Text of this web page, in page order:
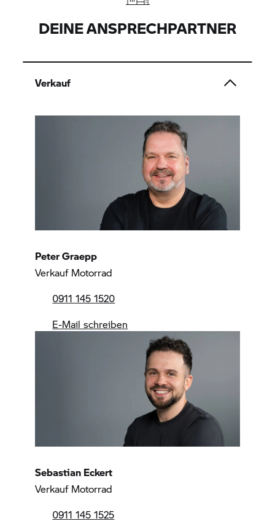
DEINE ANSPRECHPARTNER
Verkauf
Peter Graepp
Verkauf Motorrad
0911 145 1520
E-Mail schreiben
Sebastian Eckert
Verkauf Motorrad
0911 145 1525